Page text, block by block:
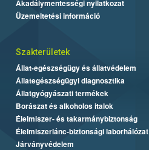
Akadálymentességi nyilatkozat
Üzemeltetési információ
Szakterületek
Állat-egészségügy és állatvédelem
Állategészségügyi diagnosztika
Állatgyógyászati termékek
Borászat és alkoholos italok
Élelmiszer- és takarmánybiztonság
Élelmiszerlánc-biztonsági laborhálózat
Járványvédelem